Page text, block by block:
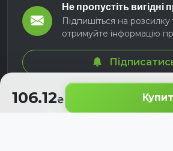
106.12
Не пропустіть вигідні
Підпишіться на
отримуйте інформацію
© 2026 СЕЛМ АГРО. Всі